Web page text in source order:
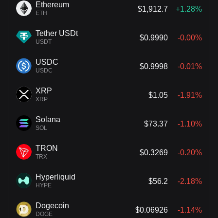
Ethereum
ETH
$1,912.7 +1.28%
Tether USDt
USDT
$0.9990 -0.00%
USDC
USDC
$0.9998 -0.01%
XRP
XRP
$1.05 -1.91%
Solana
SOL
$73.37 -1.10%
TRON
TRX
$0.3269 -0.20%
Hyperliquid
HYPE
$56.2 -2.18%
Dogecoin
DOGE
$0.06926 -1.14%